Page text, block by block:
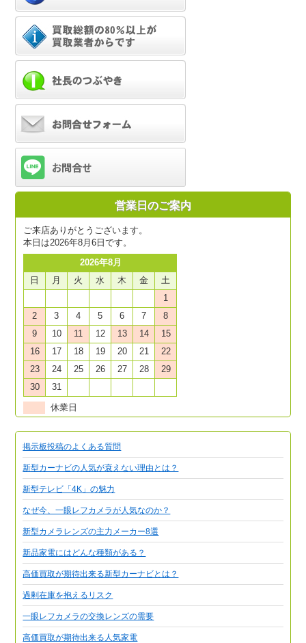
営業日のご案内
ご来店ありがとうございます。
本日は2026年8月6日です。
2026年8月
日
月 火 水 木 金
土
1
2
3 4 5 6 7
8
9
10 11 12 13 14
15
16
17 18 19 20 21
22
23
24 25 26 27 28
29
30
31
休業日
掲示板投稿のよくある質問
新型カーナビの人気が衰えない理由とは？
新型テレビ「4K」の魅力
なぜ今、一眼レフカメラが人気なのか？
新型カメラレンズの主力メーカー8選
新品家電にはどんな種類がある？
高価買取が期待出来る新型カーナビとは？
過剰在庫を抱えるリスク
一眼レフカメラの交換レンズの需要
高価買取が期待出来る人気家電